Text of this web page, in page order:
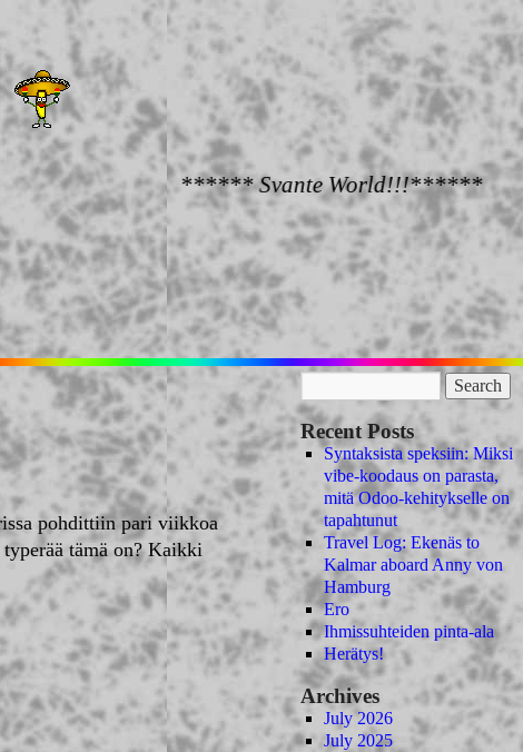
****** Svante World!!!******
pohdittiin pari viikkoa
tämä on? Kaikki
Recent Posts
Syntaksista speksiin: Miksi
vibe-koodaus on parasta,
mitä Odoo-kehitykselle on
tapahtunut
Travel Log: Ekenäs to
Kalmar aboard Anny von
Hamburg
Ero
Ihmissuhteiden pinta-ala
Herätys!
Archives
July 2026
July 2025